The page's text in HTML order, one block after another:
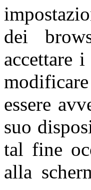
dei
accettare
essere
suo
tal fine
alla